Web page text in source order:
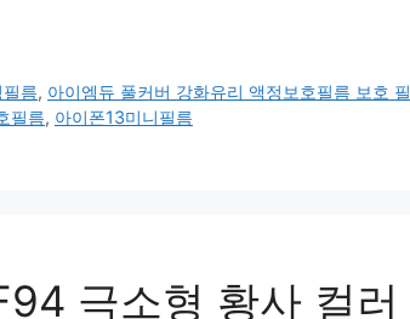
름, 아이엠듀 풀커버 강화유리 액정보호필름 보호 필
필름, 아이폰13미니필름
극소형 황사 컬러